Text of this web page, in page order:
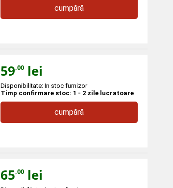
cumpără
59,00 lei
Disponibilitate: In stoc furnizor
Timp confirmare stoc: 1 - 2 zile lucratoare
cumpără
65,00 lei